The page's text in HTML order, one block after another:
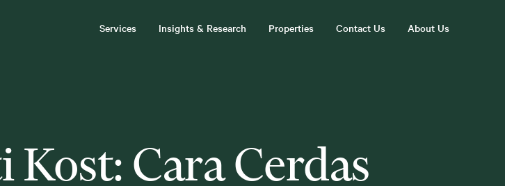
Services Insights & Research Properties Contact Us About Us
Cara Cerdas